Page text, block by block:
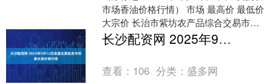
市场香油价格行情） 市场 最高价 最低价
大宗价 长治市紫坊农产品综合交易市场
有限公司 40.00 32.00 36.....
长沙配资网 2025年9月12日全国主要批发市场香水梨价格行情
查看： 106 分类： 盛多网